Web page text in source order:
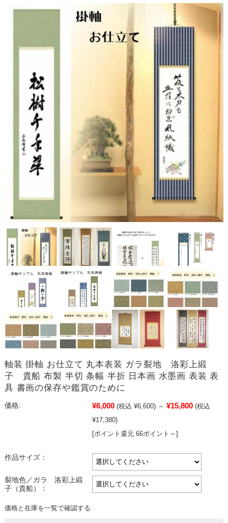
軸装 掛軸 お仕立て 丸本表装 ガラ裂地 洛彩上緞
子 貴船 布製 半切 条幅 半折 日本画 水墨画 表装 表
具 書画の保存や鑑賞のために
価格: ¥6,000 (税込 ¥6,600) ～ ¥15,800 (税込
¥17,380)
[ポイント還元 66ポイント～]
作品サイズ：
裂地色／ガラ 洛彩上緞
子（貴船）：
価格と在庫を一覧で確認する